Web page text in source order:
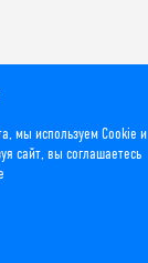
мы используем Cookie и
сайт, вы соглашаетесь